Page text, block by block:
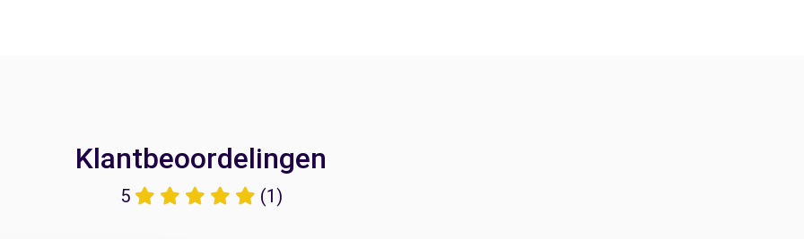
Klantbeoordelingen
5 (1)